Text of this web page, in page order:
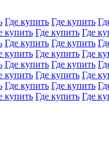
Где купить Где купить
купить Где купить Где
Где купить Где купить
купить Где купить Где
Где купить Где купить
купить Где купить Где
Где купить Где купить
купить Где купить Где